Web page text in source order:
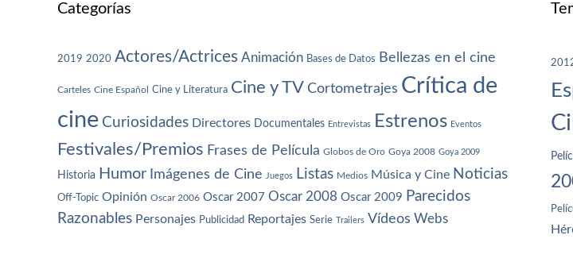
Categorías
2019 2020 Actores/Actrices Animación Bases de Datos Bellezas en el cine
Carteles Cine Español Cine y Literatura Cine y TV Cortometrajes Crítica de
cine Curiosidades Directores Documentales Entrevistas Estrenos Eventos
Festivales/Premios Frases de Película Globos de Oro Goya 2008 Goya 2009
Historia Humor Imágenes de Cine Juegos Listas Medios Música y Cine Noticias
Off-Topic Opinión Oscar 2006 Oscar 2007 Oscar 2008 Oscar 2009 Parecidos
Razonables Personajes Publicidad Reportajes Serie Trailers Vídeos Webs